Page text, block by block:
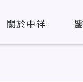
關於中祥